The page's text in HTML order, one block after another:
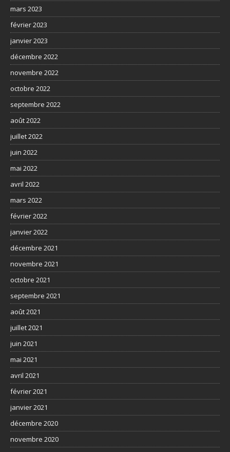
mars 2023
février 2023
janvier 2023
décembre 2022
novembre 2022
octobre 2022
septembre 2022
août 2022
juillet 2022
juin 2022
mai 2022
avril 2022
mars 2022
février 2022
janvier 2022
décembre 2021
novembre 2021
octobre 2021
septembre 2021
août 2021
juillet 2021
juin 2021
mai 2021
avril 2021
février 2021
janvier 2021
décembre 2020
novembre 2020